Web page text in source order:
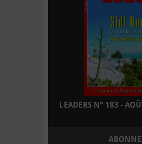
LEADERS N° 183 -